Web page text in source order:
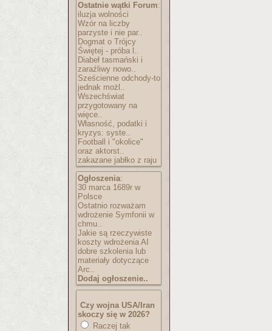
Ostatnie wątki Forum:
iluzja wolności
Wzór na liczby
parzyste i nie par..
Dogmat o Trójcy
Świętej - próba l..
Diabeł tasmański i
zaraźliwy nowo..
Sześcienne odchody-to
jednak możl..
Wszechświat
przygotowany na
więce..
Własność, podatki i
kryzys: syste..
Football i "okolice"
oraz aktorst..
zakazane jabłko z raju
Ogłoszenia:
30 marca 1689r w
Polsce
Ostatnio rozważam
wdrożenie Symfonii w
chmu..
Jakie są rzeczywiste
koszty wdrożenia AI
dobre szkolenia lub
materiały dotyczące
Arc..
Dodaj ogłoszenie..
Czy wojna USA/Iran
skoczy się w 2026?
Raczej tak